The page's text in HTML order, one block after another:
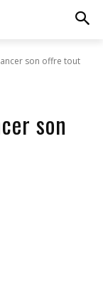
son offre tout
son